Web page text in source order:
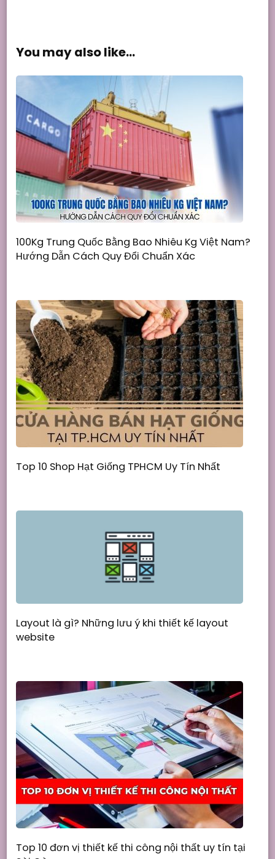
You may also like...
100Kg Trung Quốc Bằng Bao Nhiêu Kg Việt Nam?
Hướng Dẫn Cách Quy Đổi Chuẩn Xác
Top 10 Shop Hạt Giống TPHCM Uy Tín Nhất
Layout là gì? Những lưu ý khi thiết kế layout
website
Top 10 đơn vị thiết kế thi công nội thất uy tín tại